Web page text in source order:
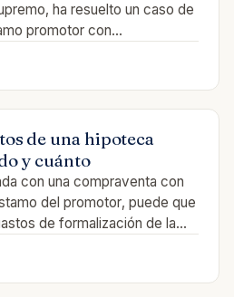
ha resuelto un caso de
promotor con…
de una hipoteca
y cuánto
con una compraventa con
del promotor, puede que
de formalización de la…